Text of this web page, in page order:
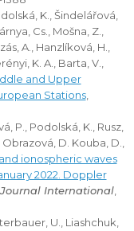
K., Šindelářová,
Cs., Mošna, Z.,
A., Hanzlíková, H.,
K. A., Barta, V.,
and Upper
Stations,
P., Podolská, K., Rusz,
D. Kouba, D.,
ionospheric waves
2022. Doppler
International,
U., Liashchuk,